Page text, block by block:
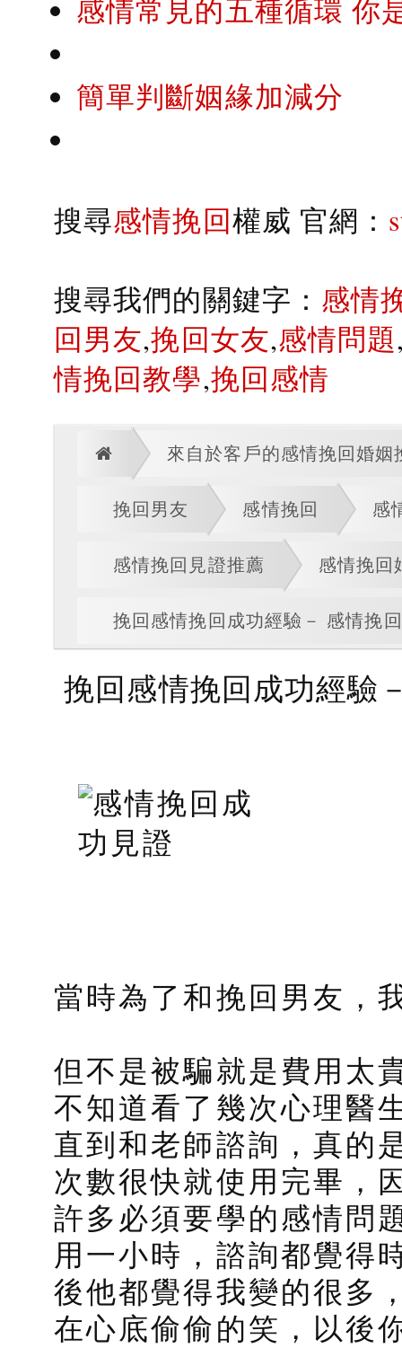
感情常見的五種循環 你
簡單判斷姻緣加減分
搜尋感情挽回權威 官網：
搜尋我們的關鍵字： 感情
回男友,挽回女友,感情問題
情挽回教學,挽回感情
來自於客戶的感情挽回婚
挽回男友 感情挽回 感
感情挽回見證推薦 感情挽回
挽回感情挽回成功經驗－ 感情挽
挽回感情挽回成功經驗
當時為了和挽回男友 ，
但不是被騙就是費用太
不知道看了幾次心理醫
直到和老師諮詢，真的
次數很快就使用完畢，
許多必須要學的感情問
用一小時，諮詢都覺得
後他都覺得我變的很多
在心底偷偷的笑，以後